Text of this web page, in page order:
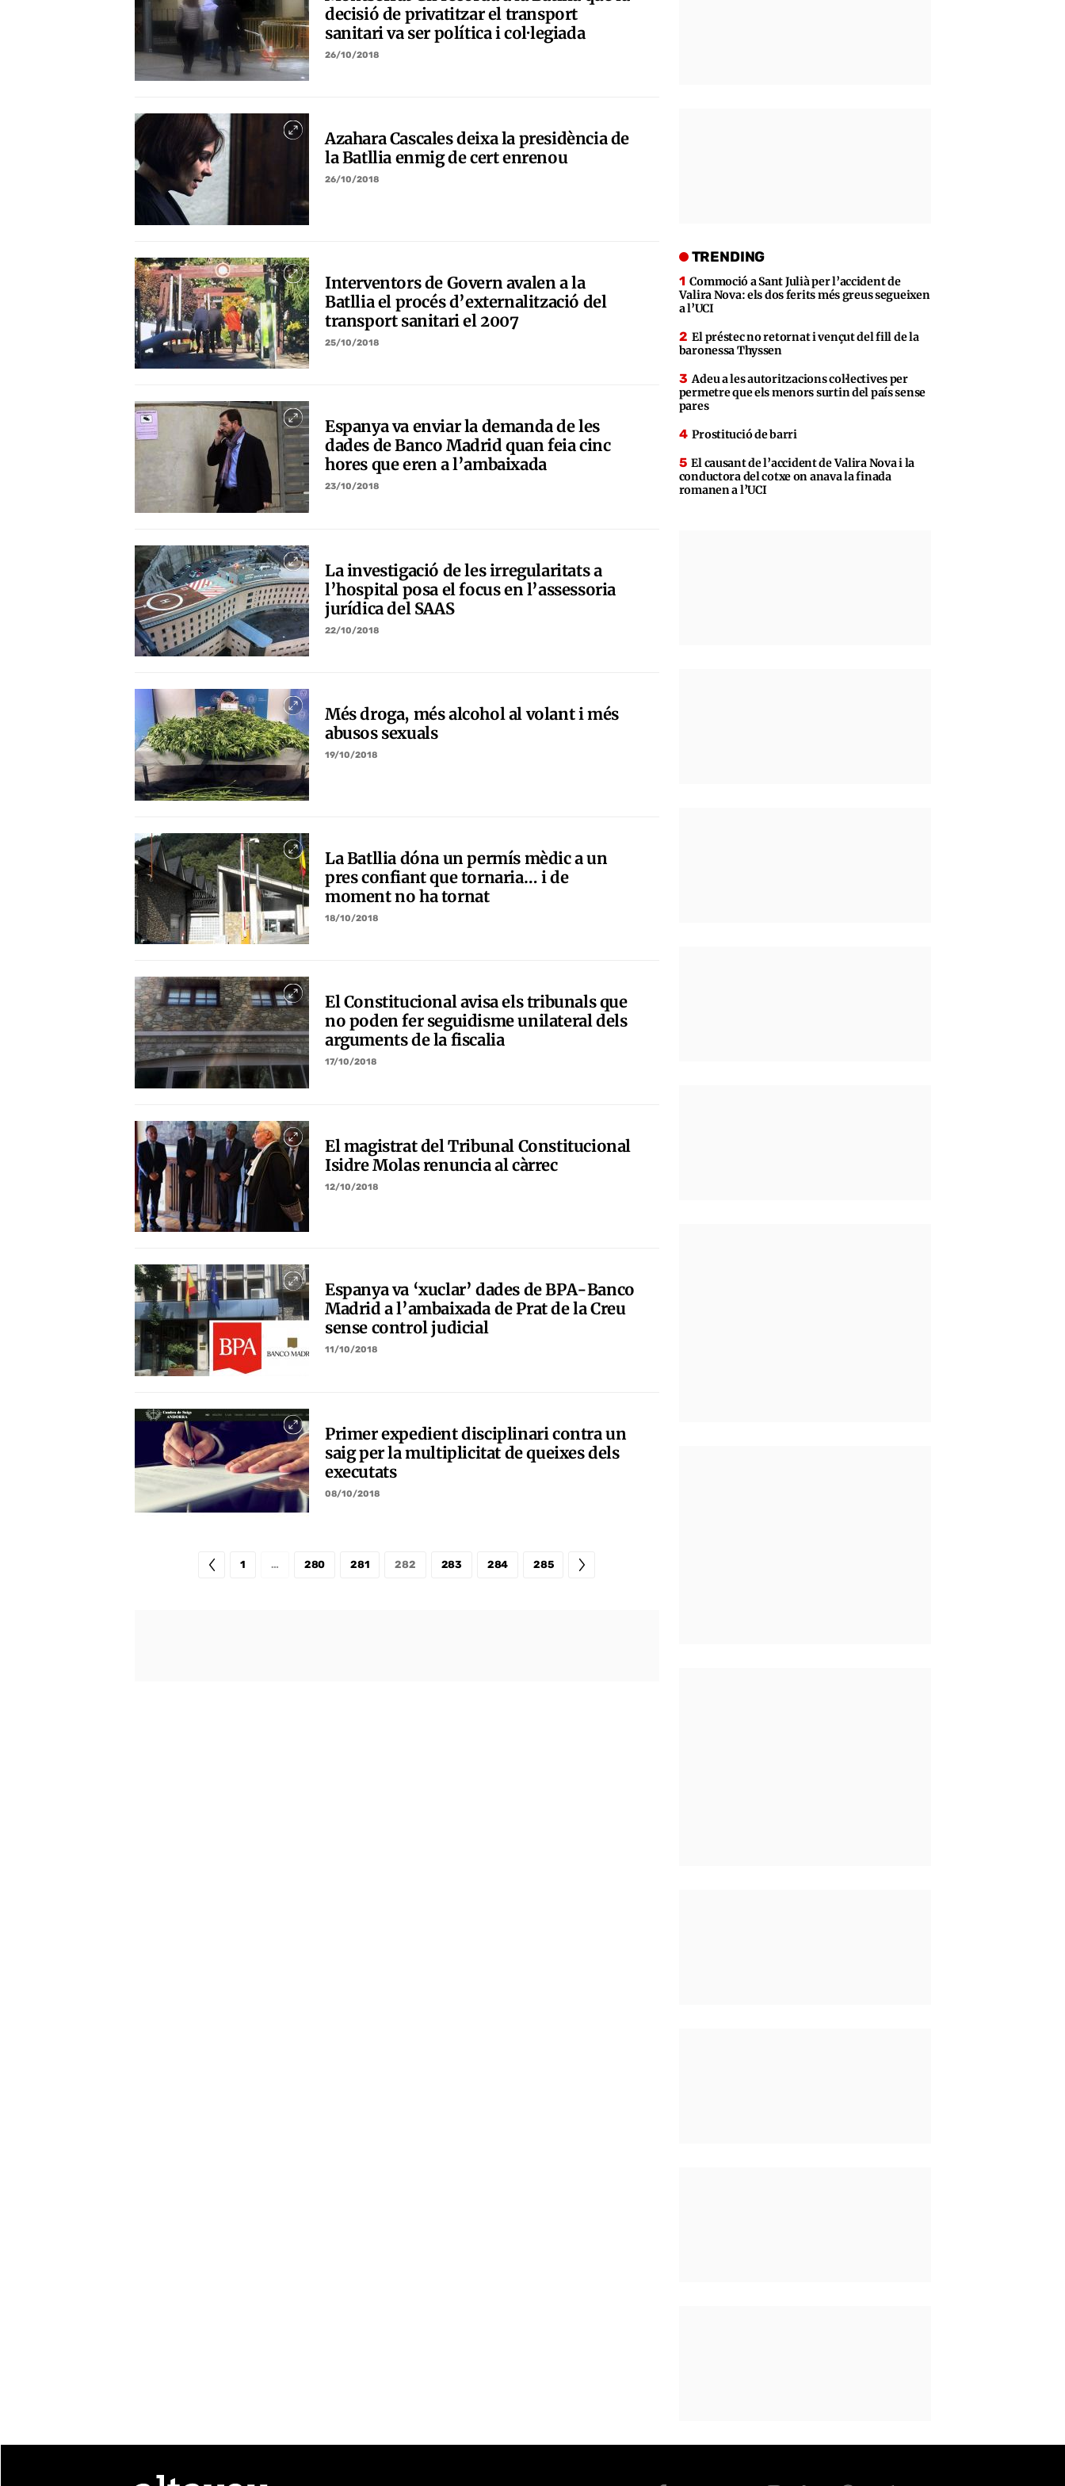
decisió de privatitzar el transport
sanitari va ser política i col·legiada
26/10/2018
Azahara Cascales deixa la presidència de
la Batllia enmig de cert enrenou
26/10/2018
Interventors de Govern avalen a la
Batllia el procés d’externalització del
transport sanitari el 2007
25/10/2018
Espanya va enviar la demanda de les
dades de Banco Madrid quan feia cinc
hores que eren a l’ambaixada
23/10/2018
La investigació de les irregularitats a
l’hospital posa el focus en l’assessoria
jurídica del SAAS
22/10/2018
Més droga, més alcohol al volant i més
abusos sexuals
19/10/2018
La Batllia dóna un permís mèdic a un
pres confiant que tornaria… i de
moment no ha tornat
18/10/2018
El Constitucional avisa els tribunals que
no poden fer seguidisme unilateral dels
arguments de la fiscalia
17/10/2018
El magistrat del Tribunal Constitucional
Isidre Molas renuncia al càrrec
12/10/2018
Espanya va ‘xuclar’ dades de BPA-Banco
Madrid a l’ambaixada de Prat de la Creu
sense control judicial
11/10/2018
Primer expedient disciplinari contra un
saig per la multiplicitat de queixes dels
executats
08/10/2018
1 … 280 281 282 283 284 285
TRENDING
Commoció a Sant Julià per l’accident de
Valira Nova: els dos ferits més greus segueixen
a l’UCI
El préstec no retornat i vençut del fill de la
baronessa Thyssen
Adeu a les autoritzacions col·lectives per
permetre que els menors surtin del país sense
pares
Prostitució de barri
El causant de l’accident de Valira Nova i la
conductora del cotxe on anava la finada
romanen a l’UCI